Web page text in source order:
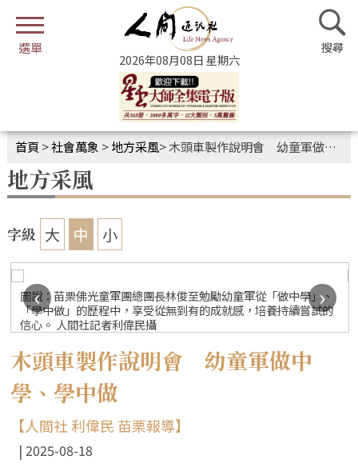
2026年08月08日 星期六
首頁 >社會萬象 >地方采風>木頭車製作說明會 幼童軍做中學、學中做
地方采風
字級 大 中 小
圖說：苗栗佛光童軍團總團長林俊至勉勵幼童軍從「做中學」、
「學中做」的歷程中，享受從無到有的成就感，培養持續嘗試的
信心。 人間社記者利偉民攝
‹ ›
木頭車製作說明會 幼童軍做中
學、學中做
【人間社 利偉民 苗栗報導】
2025-08-18